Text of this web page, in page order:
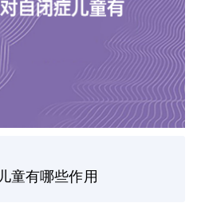
童有哪些作用